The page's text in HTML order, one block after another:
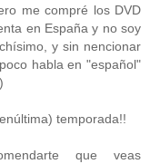
me compré los DVD
en España y no soy
y sin nencionar
habla en "español"
temporada!!
que veas